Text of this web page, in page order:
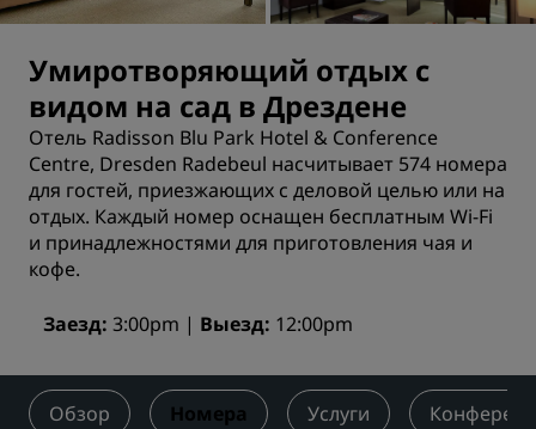
Умиротворяющий отдых с
видом на сад в Дрездене
Отель Radisson Blu Park Hotel & Conference
Centre, Dresden Radebeul насчитывает 574 номера
для гостей, приезжающих с деловой целью или на
отдых. Каждый номер оснащен бесплатным Wi-Fi
и принадлежностями для приготовления чая и
кофе.
Заезд 3:00pm Выезд 12:00pm
Обзор Номера Услуги